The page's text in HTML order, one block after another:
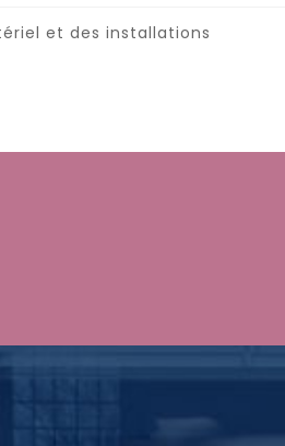
et des installations